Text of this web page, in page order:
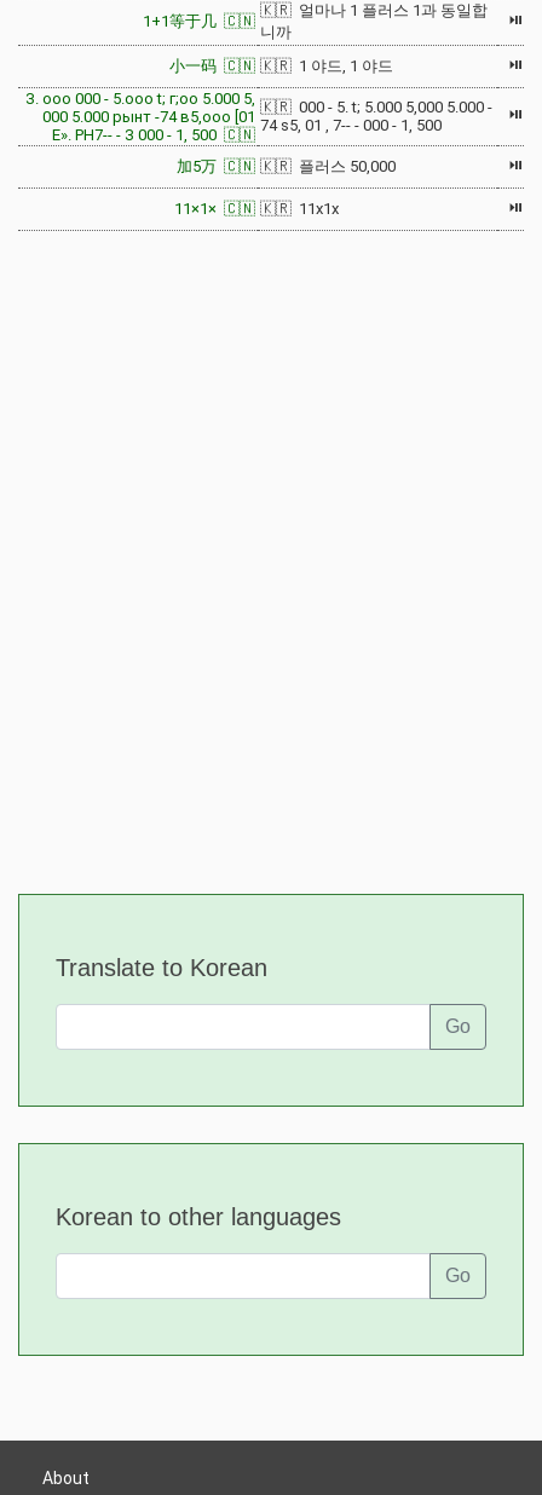
1+1等于几 🇨🇳
🇰🇷 얼마나 1 플러스 1과 동일합
니까
⏯
小一码 🇨🇳 🇰🇷 1 야드, 1 야드
⏯
З. ооо 000 - 5.ооо t; г;оо 5.000 5,
000 5.000 рынт -74 в5,ооо [01
Е». РН7-- - З 000 - 1, 500 🇨🇳
🇰🇷 000 - 5. t; 5.000 5,000 5.000 -
74 s5, 01 , 7-- - 000 - 1, 500
⏯
加5万 🇨🇳 🇰🇷 플러스 50,000 ⏯
11×1× 🇨🇳 🇰🇷 11x1x ⏯
Translate to Korean
Go
Korean to other languages
Go
About